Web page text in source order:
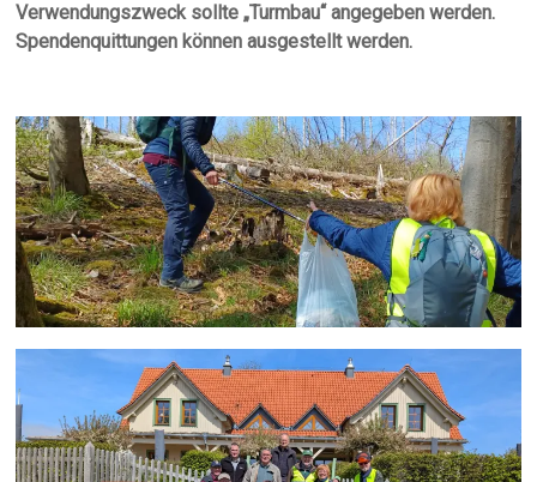
Verwendungszweck sollte „Turmbau“ angegeben werden.
Spendenquittungen können ausgestellt werden.